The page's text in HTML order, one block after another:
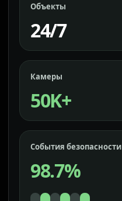
Объекты
24/7
Камеры
50K+
События безопасности
98.7%